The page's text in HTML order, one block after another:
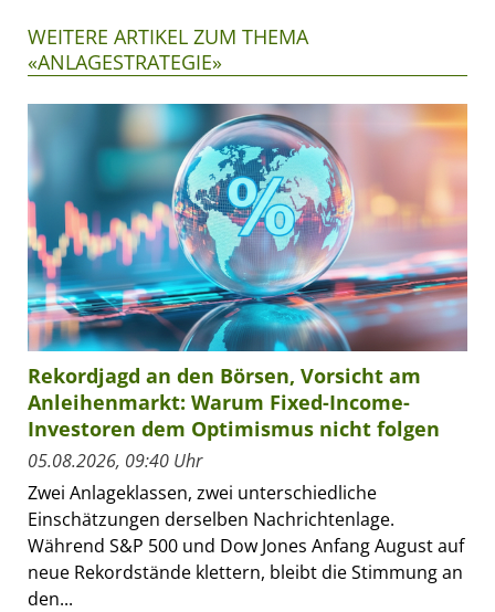
WEITERE ARTIKEL ZUM THEMA
«ANLAGESTRATEGIE»
Rekordjagd an den Börsen, Vorsicht am
Anleihenmarkt: Warum Fixed-Income-
Investoren dem Optimismus nicht folgen
05.08.2026, 09:40 Uhr
Zwei Anlageklassen, zwei unterschiedliche
Einschätzungen derselben Nachrichtenlage.
Während S&P 500 und Dow Jones Anfang August auf
neue Rekordstände klettern, bleibt die Stimmung an
den...